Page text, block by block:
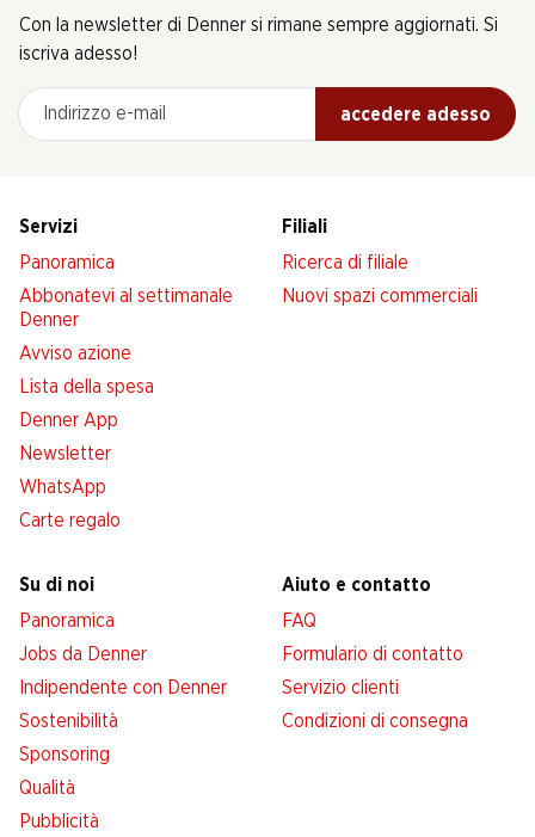
Con la newsletter di Denner si rimane sempre aggiornati. Si
iscriva adesso!
Indirizzo e-mail
accedere adesso
Servizi
Panoramica
Abbonatevi al settimanale
Denner
Avviso azione
Lista della spesa
Denner App
Newsletter
WhatsApp
Carte regalo
Filiali
Ricerca di filiale
Nuovi spazi commerciali
Su di noi
Panoramica
Jobs da Denner
Indipendente con Denner
Sostenibilità
Sponsoring
Qualità
Pubblicità
Aiuto e contatto
FAQ
Formulario di contatto
Servizio clienti
Condizioni di consegna